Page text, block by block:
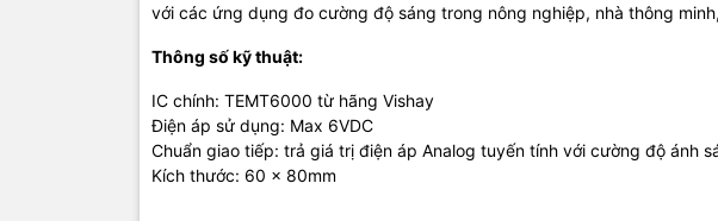
với các ứng dụng đo cường độ sáng trong nông nghiệp, nhà thông
Thông số kỹ thuật:
IC chính: TEMT6000 từ hãng Vishay
Điện áp sử dụng: Max 6VDC
Chuẩn giao tiếp: trả giá trị điện áp Analog tuyến tính với cường độ ánh
Kích thước: 60 x 80mm